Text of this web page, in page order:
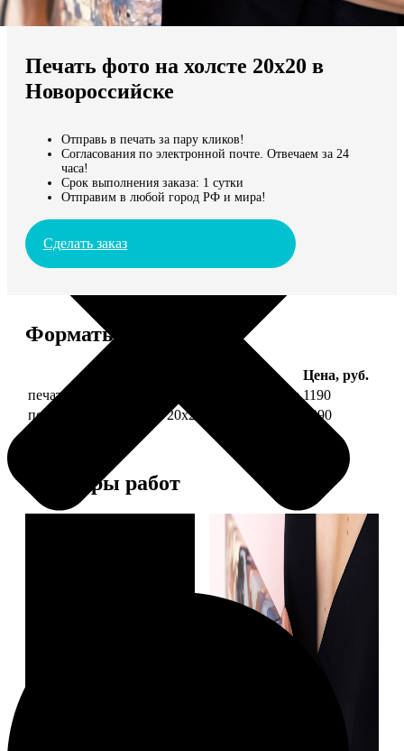
Мы доставляем по всему миру
Продолжить без города
Печать фото на холсте 20х20 в
Новороссийске
Отправь в печать за пару кликов!
Согласования по электронной почте. Отвечаем за 24
часа!
Срок выполнения заказа: 1 сутки
Отправим в любой город РФ и мира!
Сделать заказ
Форматы и цены
Цена, руб.
печать фото на холсте 20х20 на подрамнике 1190
печать фото на холсте 20х20 в раме
3990
Примеры работ